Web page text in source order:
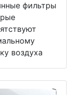
фильтры
воздуха